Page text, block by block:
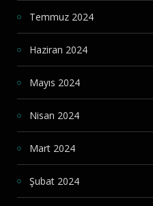
Temmuz 2024
Haziran 2024
Mayıs 2024
Nisan 2024
Mart 2024
Şubat 2024